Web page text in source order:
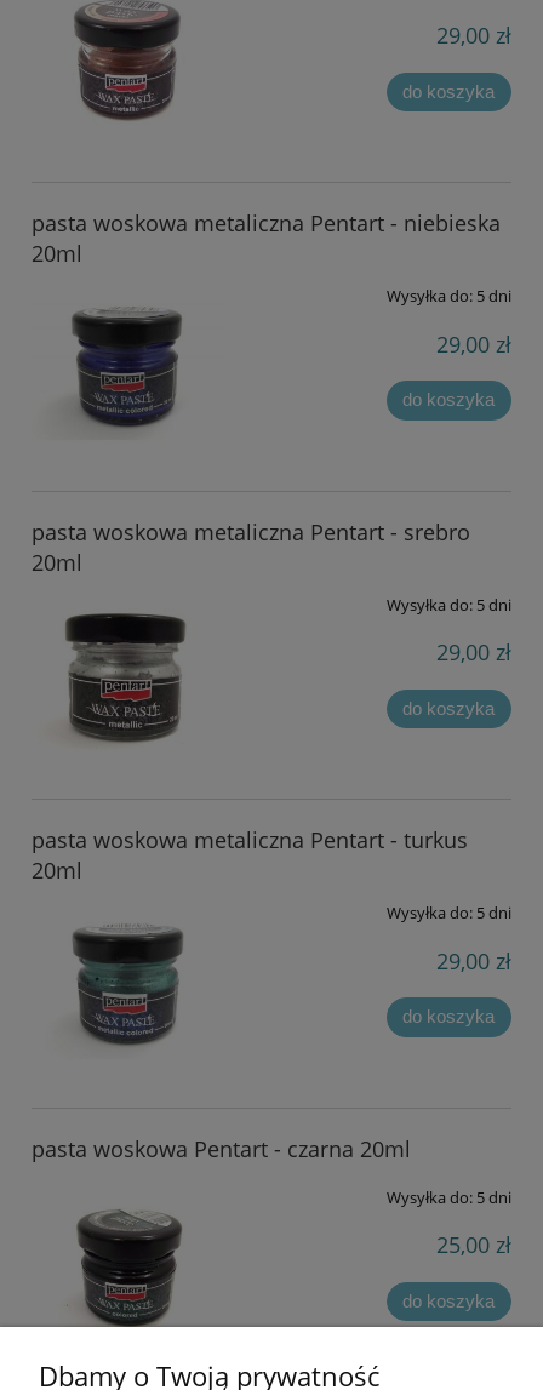
29,00 zł
do koszyka
pasta woskowa metaliczna Pentart - niebieska
20ml
Wysyłka do: 5 dni
29,00 zł
do koszyka
pasta woskowa metaliczna Pentart - srebro
20ml
Wysyłka do: 5 dni
29,00 zł
do koszyka
pasta woskowa metaliczna Pentart - turkus
20ml
Wysyłka do: 5 dni
29,00 zł
do koszyka
pasta woskowa Pentart - czarna 20ml
Wysyłka do: 5 dni
25,00 zł
do koszyka
Dbamy o Twoją prywatność